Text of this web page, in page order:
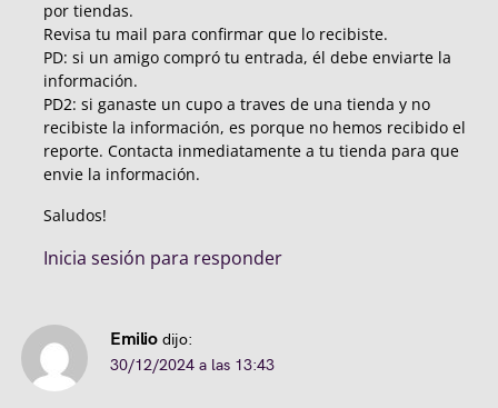
por tiendas.
Revisa tu mail para confirmar que lo recibiste.
PD: si un amigo compró tu entrada, él debe enviarte la
información.
PD2: si ganaste un cupo a traves de una tienda y no
recibiste la información, es porque no hemos recibido el
reporte. Contacta inmediatamente a tu tienda para que
envie la información.
Saludos!
Inicia sesión para responder
Emilio dijo:
30/12/2024 a las 13:43